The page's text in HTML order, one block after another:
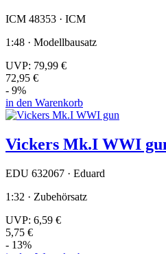
ICM 48353 · ICM
1:48 · Modellbausatz
UVP: 79,99 €
72,95 €
- 9%
in den Warenkorb
Vickers Mk.I WWI
EDU 632067 · Eduard
1:32 · Zubehörsatz
UVP: 6,59 €
5,75 €
- 13%